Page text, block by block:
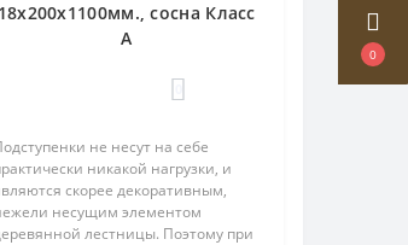
0
18х200х1100мм., сосна Класс
А
не несут на себе
никакой нагрузки, и
скорее декоративным,
несущим элементом
лестницы. Поэтому при